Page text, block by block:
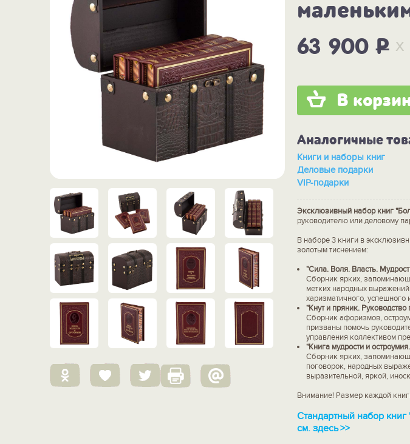
63 900P x
В
Аналогичные
Книги и наборы книг
Деловые подарки
VIP-подарки
Эксклюзивный набор книг
руководителю или деловому
В наборе 3 книги в
золотым тиснением:
"Сила. Воля. Власть.
Сборник ярких,
метких народных
харизматичного, успешного
"Кнут и пряник.
Сборник афоризмов,
призваны помочь
управления коллективом
"Книга мудрости и
Сборник ярких,
поговорок, народных
выразительной, яркой,
Внимание! Размер каждой
Стандартный набор
см. здесь>>